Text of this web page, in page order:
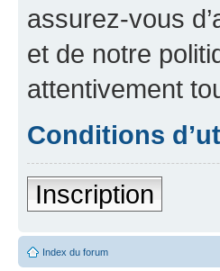
assurez-vous
et de notre
attentivement
Conditions
Inscription
Index du forum